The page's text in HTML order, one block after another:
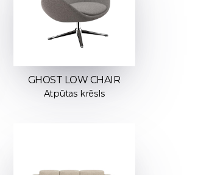
GHOST LOW CHAIR
Atpūtas krēsls